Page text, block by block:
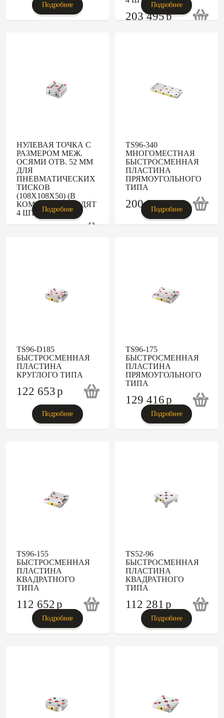
Подробнее
203 495p
Подробнее
НУЛЕВАЯ ТОЧКА С
РАЗМЕРОМ МЕЖ.
ОСЯМИ ОТВ. 52 ММ
ДЛЯ
ПНЕВМАТИЧЕСКИХ
ТИСКОВ
(108Х108Х50) (В
КОМПЛЕКТ ВХОДЯТ
4 ШТИФТА)
Подробнее
TS96-340
МНОГОМЕСТНАЯ
БЫСТРОСМЕННАЯ
ПЛАСТИНА
ПРЯМОУГОЛЬНОГО
ТИПА
200 304p
Подробнее
TS96-D185
БЫСТРОСМЕННАЯ
ПЛАСТИНА
КРУГЛОГО ТИПА
122 653p
Подробнее
TS96-175
БЫСТРОСМЕННАЯ
ПЛАСТИНА
ПРЯМОУГОЛЬНОГО
ТИПА
129 416p
Подробнее
TS96-155
БЫСТРОСМЕННАЯ
ПЛАСТИНА
КВАДРАТНОГО
ТИПА
112 652p
Подробнее
TS52-96
БЫСТРОСМЕННАЯ
ПЛАСТИНА
КВАДРАТНОГО
ТИПА
112 281p
Подробнее